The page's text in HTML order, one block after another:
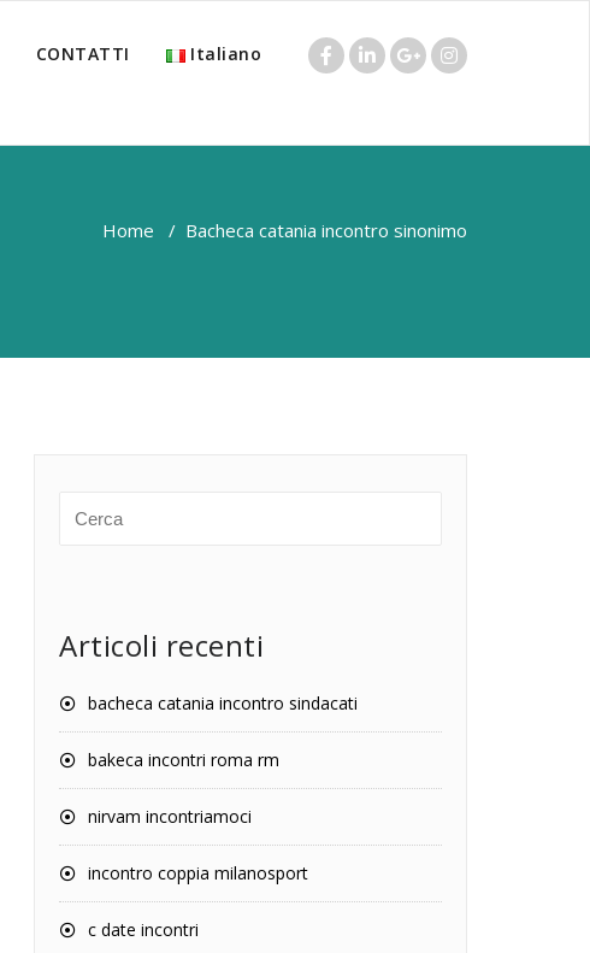
CONTATTI Italiano
Home / Bacheca catania incontro sinonimo
Articoli recenti
bacheca catania incontro sindacati
bakeca incontri roma rm
nirvam incontriamoci
incontro coppia milanosport
c date incontri